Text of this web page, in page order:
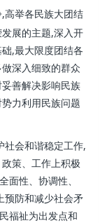
高举各民族大团结
展的主题,深入开
,最大限度团结各
深入细致的群众
善解决影响民族
力利用民族问题
社会和谐稳定工作,
策、工作上积极
面性、协调性、
预防和减少社会矛
福祉为出发点和